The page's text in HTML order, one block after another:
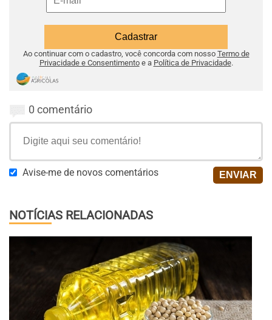
Ao continuar com o cadastro, você concorda com nosso Termo de
Privacidade e Consentimentoe a Política de Privacidade.
0 comentário
Avise-me de novos comentários
NOTÍCIAS RELACIONADAS